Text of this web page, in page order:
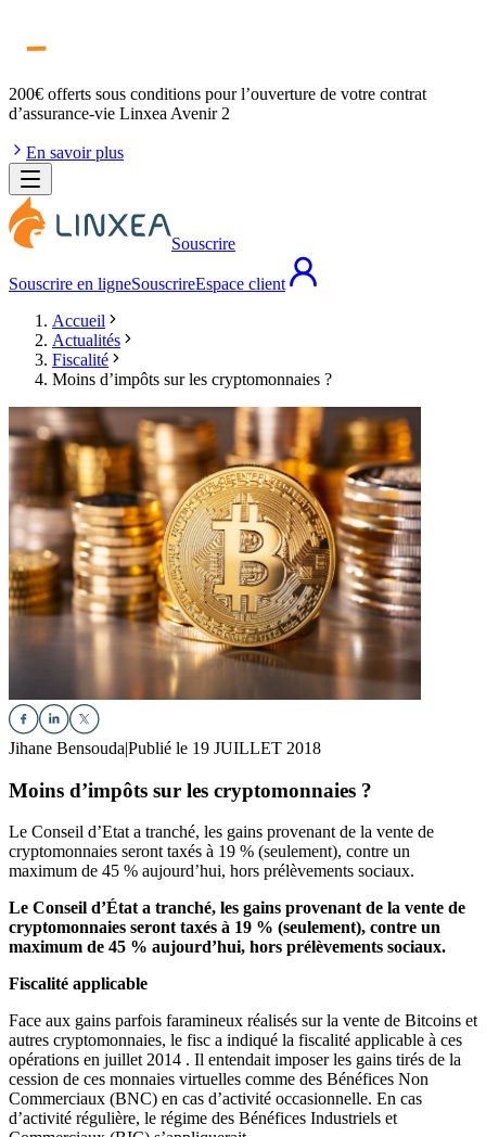
200€ offerts sous conditions pour l’ouverture de votre contrat
d’assurance-vie Linxea Avenir 2
En savoir plus
Souscrire
Souscrire en ligneSouscrireEspace client
Accueil
Actualités
Fiscalité
Moins d’impôts sur les cryptomonnaies ?
Jihane Bensouda|Publié le 19 JUILLET 2018
Moins d’impôts sur les cryptomonnaies ?
Le Conseil d’Etat a tranché, les gains provenant de la vente de
cryptomonnaies seront taxés à 19 % (seulement), contre un
maximum de 45 % aujourd’hui, hors prélèvements sociaux.
Le Conseil d’État a tranché, les gains provenant de la vente de
cryptomonnaies seront taxés à 19 % (seulement), contre un
maximum de 45 % aujourd’hui, hors prélèvements sociaux.
Fiscalité applicable
Face aux gains parfois faramineux réalisés sur la vente de Bitcoins et
autres cryptomonnaies, le fisc a indiqué la fiscalité applicable à ces
opérations en juillet 2014 . Il entendait imposer les gains tirés de la
cession de ces monnaies virtuelles comme des Bénéfices Non
Commerciaux (BNC) en cas d’activité occasionnelle. En cas
d’activité régulière, le régime des Bénéfices Industriels et